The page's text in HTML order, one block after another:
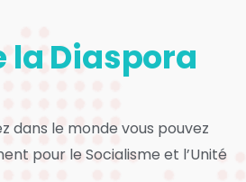
la Diaspora
dans le monde vous pouvez
pour le Socialisme et l’Unité